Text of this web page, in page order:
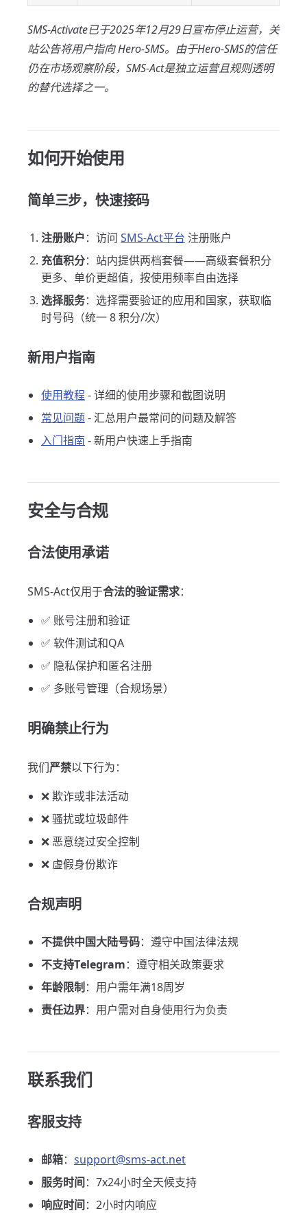
SMS-Activate已于2025年12月29日宣布停止运营，关
站公告将用户指向 Hero-SMS。由于Hero-SMS的信任
仍在市场观察阶段，SMS-Act是独立运营且规则透明
的替代选择之一。
如何开始使用
简单三步，快速接码
注册账户：访问 SMS-Act平台 注册账户
充值积分：站内提供两档套餐——高级套餐积分
更多、单价更超值，按使用频率自由选择
选择服务：选择需要验证的应用和国家，获取临
时号码（统一 8 积分/次）
新用户指南
使用教程 - 详细的使用步骤和截图说明
常见问题- 汇总用户最常问的问题及解答
入门指南 - 新用户快速上手指南
安全与合规
合法使用承诺
SMS-Act仅用于合法的验证需求：
✅ 账号注册和验证
✅ 软件测试和QA
✅ 隐私保护和匿名注册
✅ 多账号管理（合规场景）
明确禁止行为
我们严禁以下行为：
❌ 欺诈或非法活动
❌ 骚扰或垃圾邮件
❌ 恶意绕过安全控制
❌ 虚假身份欺诈
合规声明
不提供中国大陆号码：遵守中国法律法规
不支持Telegram：遵守相关政策要求
年龄限制 ：用户需年满18周岁
责任边界：用户需对自身使用行为负责
联系我们
客服支持
邮箱： support@sms-act.net
服务时间：7x24小时全天候支持
响应时间：2小时内响应